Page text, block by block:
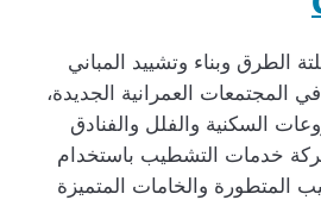
وبناء وتشييد المباني
المجتمعات العمرانية الجديدة،
السكنية والفلل والفنادق
خدمات التشطيب باستخدام
المتطورة والخامات المتميزة